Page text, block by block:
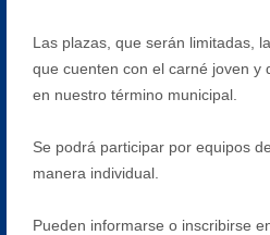
Las plazas, que serán limitadas,
que cuenten con el carné joven y
en nuestro término municipal.
Se podrá participar por equipos
manera individual.
Pueden informarse o inscribirse